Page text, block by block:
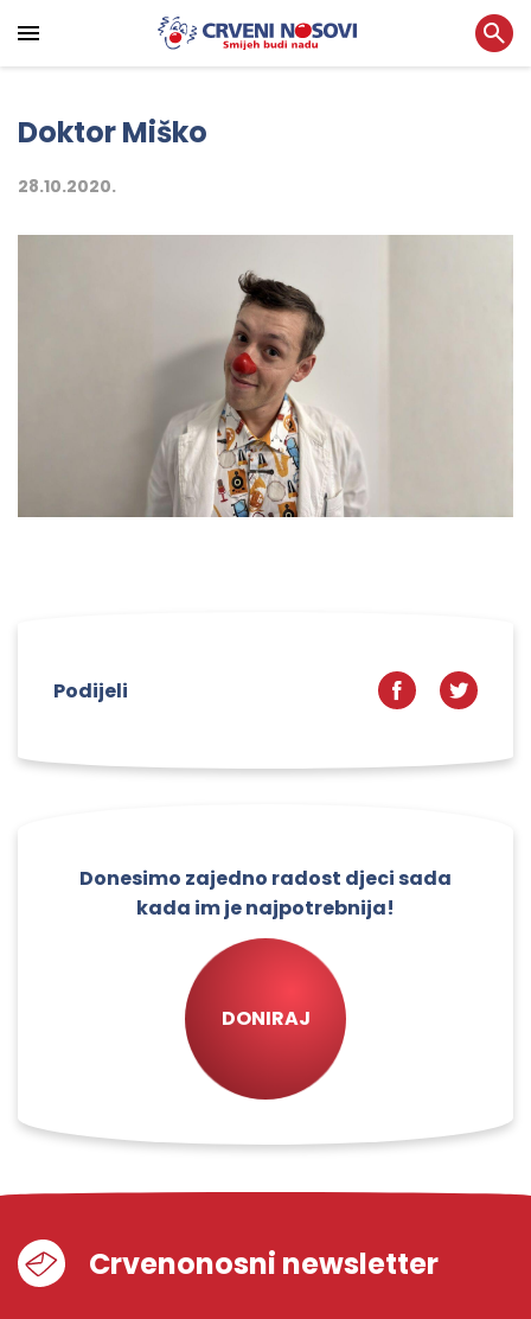
Doktor Miško
28.10.2020.
Podijeli
Donesimo zajedno radost djeci sada
kada im je najpotrebnija!
DONIRAJ
Crvenonosni newsletter